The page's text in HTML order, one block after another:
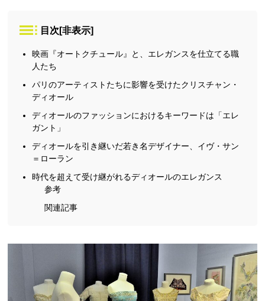
目次 [非表示]
映画『オートクチュール』と、エレガンスを仕立てる職
人たち
パリのアーティストたちに影響を受けたクリスチャン・
ディオール
ディオールのファッションにおけるキーワードは「エレ
ガント」
ディオールを引き継いだ若き名デザイナー、イヴ・サン
＝ローラン
時代を超えて受け継がれるディオールのエレガンス
参考
関連記事